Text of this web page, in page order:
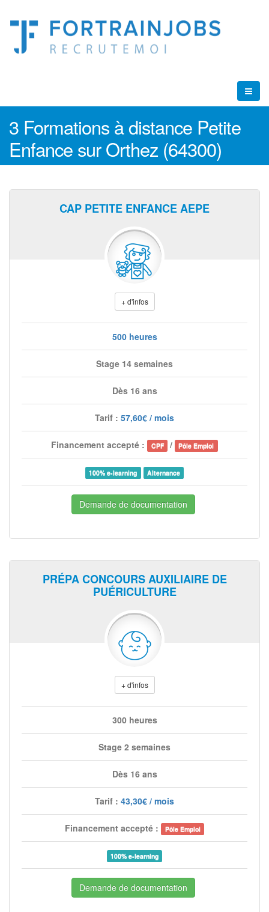
3 Formations à distance Petite
Enfance sur Orthez (64300)
CAP PETITE ENFANCE AEPE
+ d'infos
500 heures
Stage 14 semaines
Dès 16 ans
Tarif : 57,60€ / mois
Financement accepté : CPF / Pôle Emploi
100% e-learning Alternance
Demande de documentation
PRÉPA CONCOURS AUXILIAIRE DE
PUÉRICULTURE
+ d'infos
300 heures
Stage 2 semaines
Dès 16 ans
Tarif : 43,30€ / mois
Financement accepté : Pôle Emploi
100% e-learning
Demande de documentation